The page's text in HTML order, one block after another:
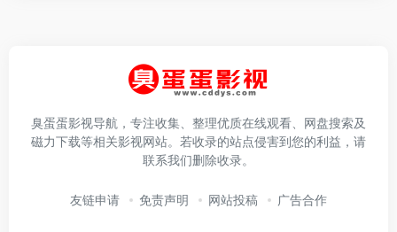
臭蛋蛋影视导航，专注收集、整理优质在线观看、网盘搜索及
磁力下载等相关影视网站。若收录的站点侵害到您的利益，请
联系我们删除收录。
友链申请 免责声明 网站投稿 广告合作